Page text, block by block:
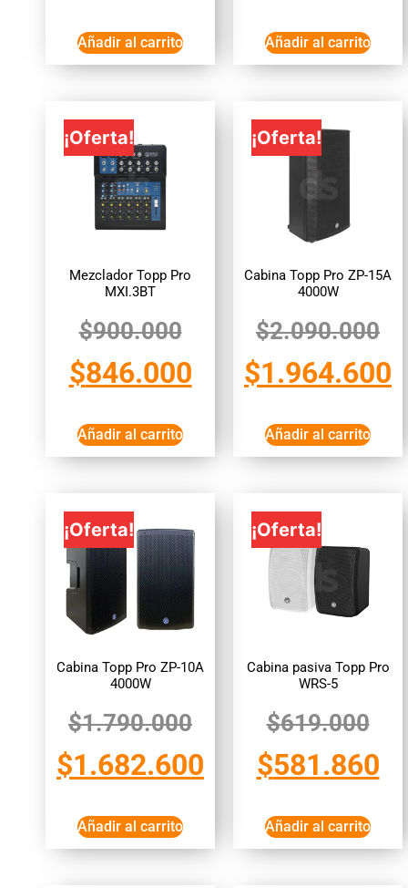
Añadir al carrito Añadir al carrito
¡Oferta!
Mezclador Topp Pro
MXI.3BT
$900.000
$846.000
Añadir al carrito
¡Oferta!
Cabina Topp Pro ZP-15A
4000W
$2.090.000
$1.964.600
Añadir al carrito
¡Oferta!
Cabina Topp Pro ZP-10A
4000W
$1.790.000
$1.682.600
Añadir al carrito
¡Oferta!
Cabina pasiva Topp Pro
WRS-5
$619.000
$581.860
Añadir al carrito